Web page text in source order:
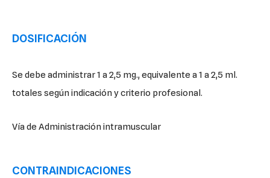
DOSIFICACIÓN
Se debe administrar 1 a 2,5 mg., equivalente a 1 a 2,5 ml.
totales según indicación y criterio profesional.
Vía de Administración intramuscular
CONTRAINDICACIONES